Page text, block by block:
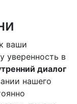
ваши
уверенность в
диалог
нашего